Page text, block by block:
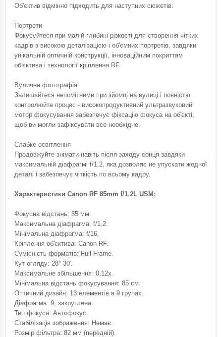
Об'єктив відмінно підходить для наступних сюжетів:
Портрети
Фокусуйтеся при малій глибині різкості для створення чітких
кадрів з високою деталізацією і об'ємних портретів, завдяки
унікальній оптичній конструкції, інноваційним покриттям
об'єктива і технології кріплення RF.
Вулична фотографія
Залишайтеся непомітними при зйомці на вулиці і повністю
контролюйте процес - високопродуктивний ультразвуковий
мотор фокусування забезпечує фіксацію фокуса на об'єкті,
щоб ви могли зафіксувати все необхідне.
Слабке освітлення
Продовжуйте знімати навіть після заходу сонця завдяки
максимальній діафрагмі f/1.2, яка дозволяє не упускати жодної
деталі і забезпечує чіткість по всьому кадру.
Характеристики Canon RF 85mm f/1.2L USM:
Фокусна відстань: 85 мм.
Максимальна діафрагма: f/1,2.
Мінімальна діафрагма: f/16.
Кріплення об'єктива: Canon RF.
Сумісність форматів: Full-Frame.
Кут огляду: 28° 30'.
Максимальне збільшення: 0,12x.
Мінімальна відстань фокусування: 85 см.
Оптичний дизайн: 13 елементів в 9 групах.
Діафрагма: 9, закруглена.
Тип фокуса: Автофокус.
Стабілізація зображення: Немає.
Розмір фільтра: 82 мм (передній).